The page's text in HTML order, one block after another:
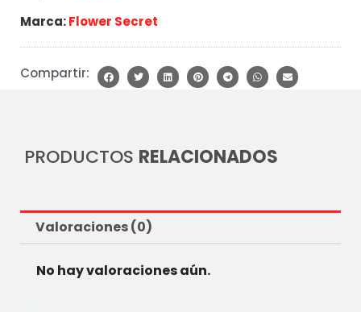
Marca:Flower Secret
Compartir:
PRODUCTOS RELACIONADOS
Valoraciones (0)
No hay valoraciones aún.